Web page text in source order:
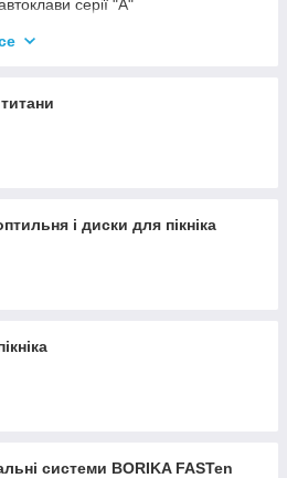
серії "А"
для автоклавів
і диски для пікніка
системи BORIKA FASTen